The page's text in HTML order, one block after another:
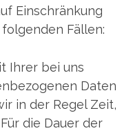
Einschränkung
Fällen:
Ihrer bei uns
Daten
in der Regel Zeit,
die Dauer der